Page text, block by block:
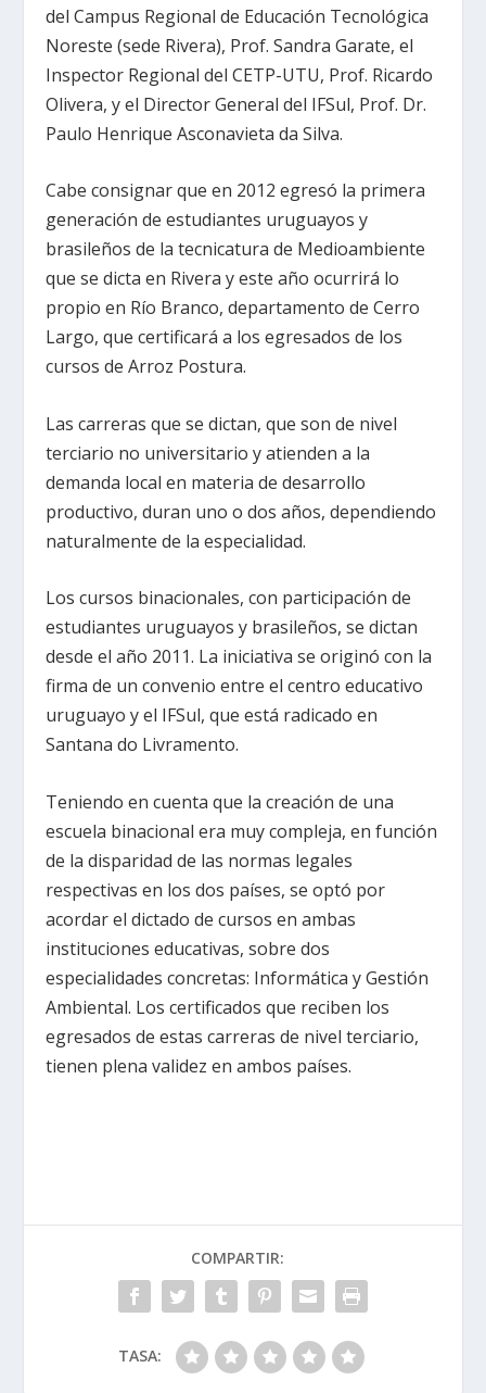
del Campus Regional de Educación Tecnológica
Noreste (sede Rivera), Prof. Sandra Garate, el
Inspector Regional del CETP-UTU, Prof. Ricardo
Olivera, y el Director General del IFSul, Prof. Dr.
Paulo Henrique Asconavieta da Silva.
Cabe consignar que en 2012 egresó la primera
generación de estudiantes uruguayos y
brasileños de la tecnicatura de Medioambiente
que se dicta en Rivera y este año ocurrirá lo
propio en Río Branco, departamento de Cerro
Largo, que certificará a los egresados de los
cursos de Arroz Postura.
Las carreras que se dictan, que son de nivel
terciario no universitario y atienden a la
demanda local en materia de desarrollo
productivo, duran uno o dos años, dependiendo
naturalmente de la especialidad.
Los cursos binacionales, con participación de
estudiantes uruguayos y brasileños, se dictan
desde el año 2011. La iniciativa se originó con la
firma de un convenio entre el centro educativo
uruguayo y el IFSul, que está radicado en
Santana do Livramento.
Teniendo en cuenta que la creación de una
escuela binacional era muy compleja, en función
de la disparidad de las normas legales
respectivas en los dos países, se optó por
acordar el dictado de cursos en ambas
instituciones educativas, sobre dos
especialidades concretas: Informática y Gestión
Ambiental. Los certificados que reciben los
egresados de estas carreras de nivel terciario,
tienen plena validez en ambos países.
COMPARTIR:
TASA: